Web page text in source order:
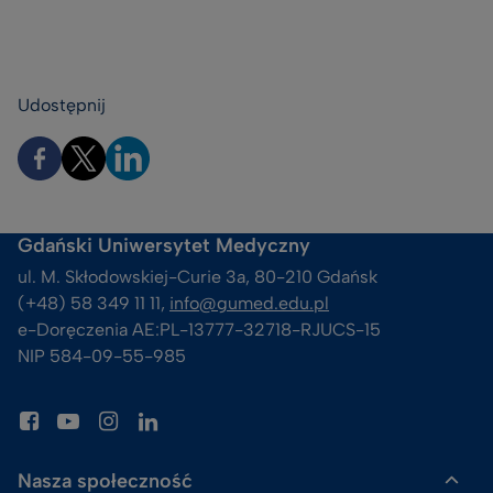
Udostępnij
Gdański Uniwersytet Medyczny
ul. M. Skłodowskiej-Curie 3a, 80-210 Gdańsk
(+48) 58 349 11 11, info@gumed.edu.pl
e-Doręczenia AE:PL-13777-32718-RJUCS-15
NIP 584-09-55-985
Nasza społeczność